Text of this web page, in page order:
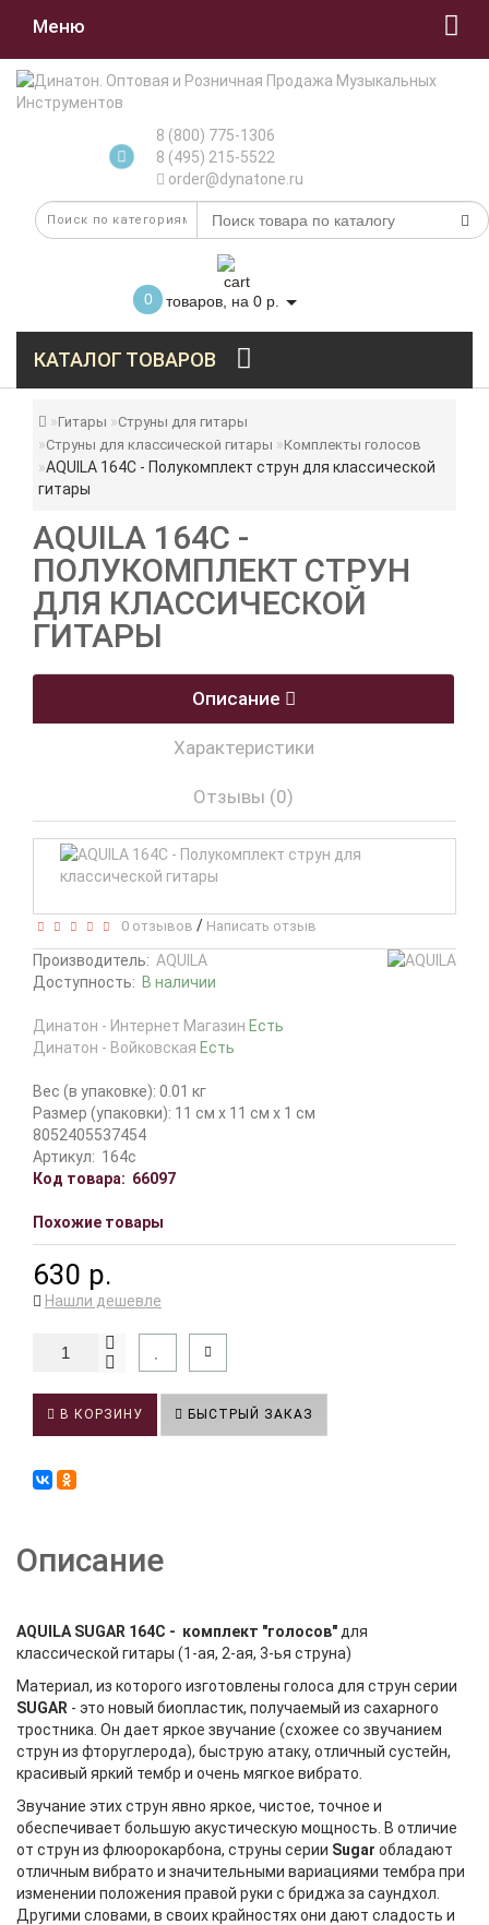
Меню
8 (800) 775-1306
8 (495) 215-5522
order@dynatone.ru
0 товаров, на 0 р.
КАТАЛОГ ТОВАРОВ
Гитары
Струны для гитары
Струны для классической гитары
Комплекты голосов
AQUILA 164C - Полукомплект струн для классической
гитары
AQUILA 164C -
ПОЛУКОМПЛЕКТ СТРУН
ДЛЯ КЛАССИЧЕСКОЙ
ГИТАРЫ
Описание
Характеристики
Отзывы (0)
0 отзывов / Написать отзыв
Производитель: AQUILA
Доступность: В наличии
Динатон - Интернет Магазин Есть
Динатон - Войковская Есть
Вес (в упаковке): 0.01 кг
Размер (упаковки): 11 см x 11 см x 1 см
8052405537454
Артикул: 164c
Код товара: 66097
Похожие товары
630 р.
Нашли дешевле
В КОРЗИНУ БЫСТРЫЙ ЗАКАЗ
Описание
AQUILA SUGAR 164C - комплект "голосов" для
классической гитары (1-ая, 2-ая, 3-ья струна)
Материал, из которого изготовлены голоса для струн серии
SUGAR - это новый биопластик, получаемый из сахарного
тростника. Он дает яркое звучание (схожее со звучанием
струн из фторуглерода), быструю атаку, отличный сустейн,
красивый яркий тембр и очень мягкое вибрато.
Звучание этих струн явно яркое, чистое, точное и
обеспечивает большую акустическую мощность. В отличие
от струн из флюорокарбона, струны серии Sugar обладают
отличным вибрато и значительными вариациями тембра при
изменении положения правой руки с бриджа за саундхол.
Другими словами, в своих крайностях они дают сладость и